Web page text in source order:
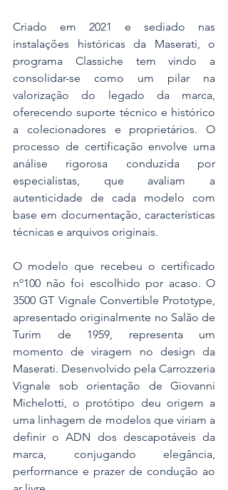
Criado em 2021 e sediado nas
instalações históricas da Maserati, o
programa Classiche tem vindo a
consolidar-se como um pilar na
valorização do legado da marca,
oferecendo suporte técnico e histórico
a colecionadores e proprietários. O
processo de certificação envolve uma
análise rigorosa conduzida por
especialistas, que avaliam a
autenticidade de cada modelo com
base em documentação, características
técnicas e arquivos originais.
O modelo que recebeu o certificado
nº100 não foi escolhido por acaso. O
3500 GT Vignale Convertible Prototype,
apresentado originalmente no Salão de
Turim de 1959, representa um
momento de viragem no design da
Maserati. Desenvolvido pela Carrozzeria
Vignale sob orientação de Giovanni
Michelotti, o protótipo deu origem a
uma linhagem de modelos que viriam a
definir o ADN dos descapotáveis da
marca, conjugando elegância,
performance e prazer de condução ao